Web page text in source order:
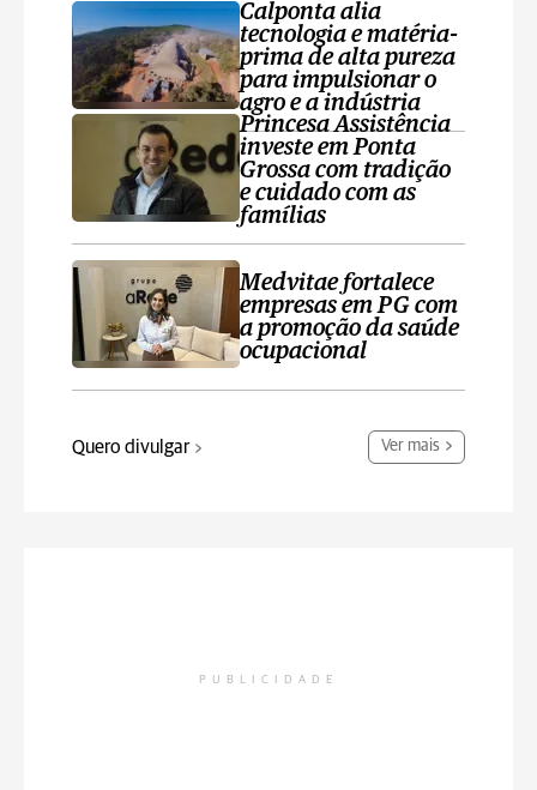
Calponta alia
tecnologia e matéria-
prima de alta pureza
para impulsionar o
agro e a indústria
Princesa Assistência
investe em Ponta
Grossa com tradição
e cuidado com as
famílias
Medvitae fortalece
empresas em PG com
a promoção da saúde
ocupacional
Quero divulgar Ver mais
PUBLICIDADE